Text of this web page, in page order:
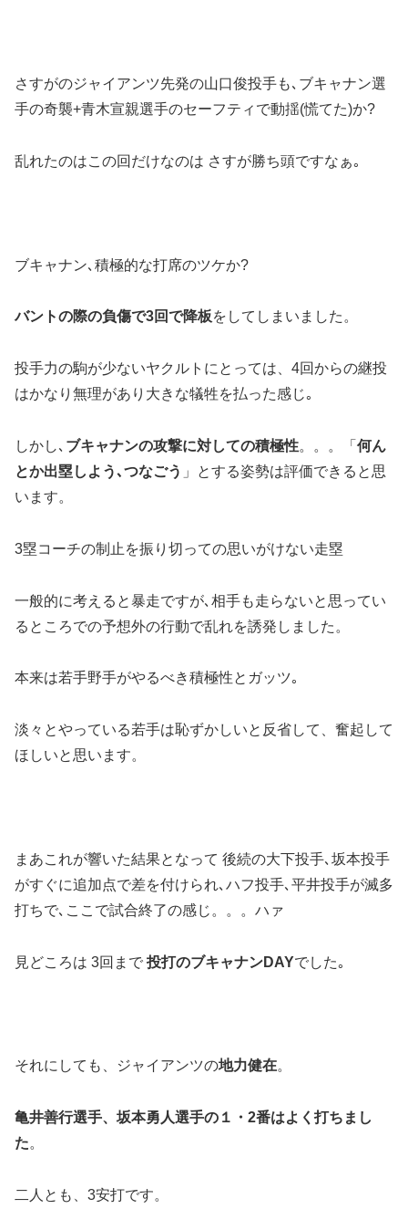
さすがのジャイアンツ先発の山口俊投手も､ブキャナン選
手の奇襲+青木宣親選手のセーフティで動揺(慌てた)か?
乱れたのはこの回だけなのは さすが勝ち頭ですなぁ｡
ブキャナン､積極的な打席のツケか?
バントの際の負傷で3回で降板をしてしまいました。
投手力の駒が少ないヤクルトにとっては、4回からの継投
はかなり無理があり大きな犠牲を払った感じ｡
しかし､ ブキャナンの攻撃に対しての積極性。。。「 何ん
とか出塁しよう､つなごう 」とする姿勢は評価できると思
います。
3塁コーチの制止を振り切っての思いがけない走塁
一般的に考えると暴走ですが､相手も走らないと思ってい
るところでの予想外の行動で乱れを誘発しました。
本来は若手野手がやるべき積極性とガッツ｡
淡々とやっている若手は恥ずかしいと反省して、奮起して
ほしいと思います。
まあこれが響いた結果となって 後続の大下投手､坂本投手
がすぐに追加点で差を付けられ､ハフ投手､平井投手が滅多
打ちで､ここで試合終了の感じ。。。ハァ
見どころは 3回まで 投打のブキャナンDAYでした｡
それにしても、ジャイアンツの地力健在。
亀井善行選手、坂本勇人選手の１・2番はよく打ちまし
た。
二人とも、3安打です。